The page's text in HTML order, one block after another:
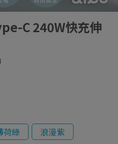
C 240W快充伸
荷綠
浪漫紫